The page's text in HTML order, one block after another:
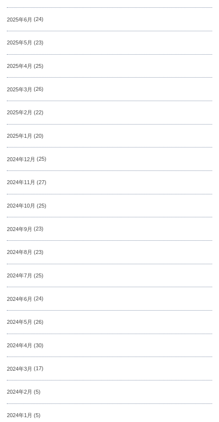
2025年6月 (24)
2025年5月 (23)
2025年4月 (25)
2025年3月 (26)
2025年2月 (22)
2025年1月 (20)
2024年12月 (25)
2024年11月 (27)
2024年10月 (25)
2024年9月 (23)
2024年8月 (23)
2024年7月 (25)
2024年6月 (24)
2024年5月 (26)
2024年4月 (30)
2024年3月 (17)
2024年2月 (5)
2024年1月 (5)